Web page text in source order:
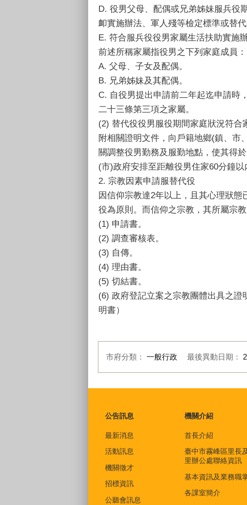
D. 役男父母、配偶或兄弟姊妹服兵役
卹實施辦法、軍人殘等檢定標準或替
E. 符合服兵役役男家屬生活扶助實施
前述所稱家屬指役男之下列家庭成員：
A. 父母、子女及配偶。
B. 兄弟姊妹及其配偶。
C. 自役男提出申請前二年起迄申請時
二十三條第三項之家屬。
(2) 替代役役男服役期間家庭狀況符
附相關證明文件，向戶籍地鄉(鎮、市
關調整役男勤務及服勤地點，使其得
(市)政府安排至距離役男住家60分鐘以
2. 宗教因素申請服替代役
因信仰宗教達2年以上，且其心理狀
役為原則。而信仰之宗教，其所屬宗
(1) 申請書。
(2) 調查審核表。
(3) 自傳。
(4) 理由書。
(5) 切結書。
(6) 政府登記立案之宗教團體出具之
明書）
市府分類： 一般行政 最後異動日期：
公告訊息
最新消息
活動訊息
機關徵才
招標資訊
公聽會訊息
機關介紹
首長介紹
臺中市霧峰區里長
里辦公處聯絡資訊
基本資訊及業務職
各課室簡介